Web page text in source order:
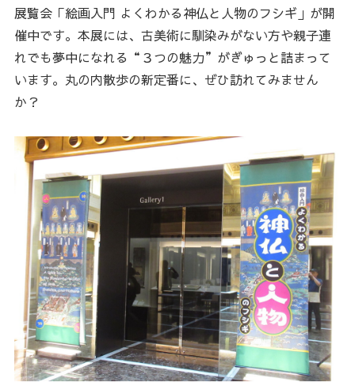
展覧会「絵画入門 よくわかる神仏と人物のフシギ」が開
催中です。本展には、古美術に馴染みがない方や親子連
れでも夢中になれる“３つの魅力”がぎゅっと詰まって
います。丸の内散歩の新定番に、ぜひ訪れてみません
か？